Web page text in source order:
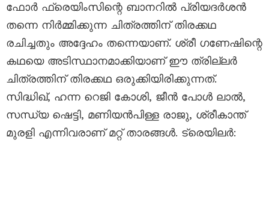
ഫോർ ഫ്രെയിംസിന്റെ ബാനറിൽ പ്രിയദർശൻ
തന്നെ നിർമ്മിക്കുന്ന ചിത്രത്തിന് തിരക്കഥ
രചിച്ചതും അദ്ദേഹം തന്നെയാണ്. ശ്രീ ഗണേഷിന്റെ
കഥയെ അടിസ്ഥാനമാക്കിയാണ് ഈ ത്രില്ലർ
ചിത്രത്തിന് തിരക്കഥ ഒരുക്കിയിരിക്കുന്നത്.
സിദ്ധിഖ്, ഹന്ന റെജി കോശി, ജീൻ പോൾ ലാൽ,
സന്ധ്യ ഷെട്ടി, മണിയൻപിള്ള രാജു, ശ്രീകാന്ത്
മുരളി എന്നിവരാണ് മറ്റ് താരങ്ങൾ. ട്രെയിലർ: